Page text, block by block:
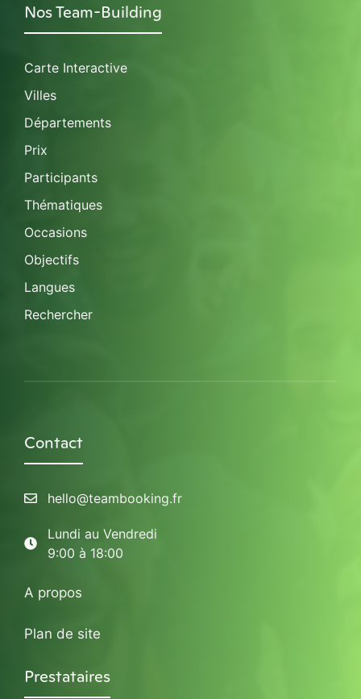
Nos Team-Building
Carte Interactive
Villes
Départements
Prix
Participants
Thématiques
Occasions
Objectifs
Langues
Rechercher
Contact
hello@teambooking.fr
Lundi au Vendredi
9:00 à 18:00
A propos
Plan de site
Prestataires